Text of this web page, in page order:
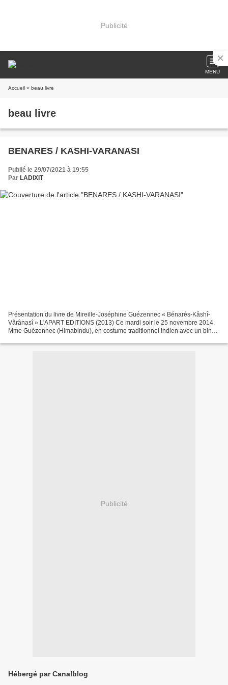
Publicité
MENU
Accueil » beau livre
beau livre
BENARES / KASHI-VARANASI
Publié le 29/07/2021 à 19:55
Par LADIXIT
Présentation du livre de Mireille-Joséphine Guézennec « Bénarès-Kâshî-
Vârânasî » L'APART EDITIONS (2013) Ce mardi soir le 25 novembre 2014,
Mme Guézennec (Himabindu), en costume traditionnel indien avec un bindi
Publicité
Hébergé par Canalblog